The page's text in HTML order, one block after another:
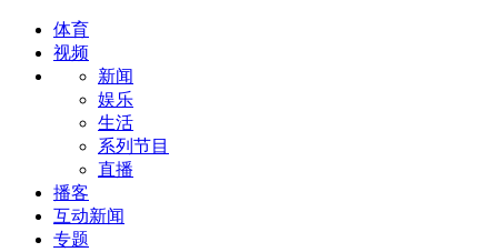
体育
视频
新闻
娱乐
生活
系列节目
直播
播客
互动新闻
专题